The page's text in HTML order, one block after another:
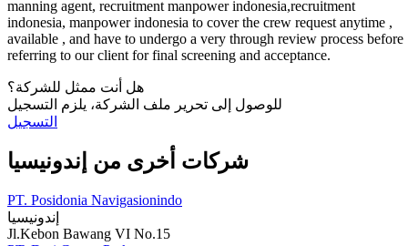
manning agent, recruitment manpower indonesia,recruitment
indonesia, manpower indonesia to cover the crew request anytime ,
available , and have to undergo a very through review process before
referring to our client for final screening and acceptance.
هل أنت ممثل للشركة؟
للوصول إلى تحرير ملف الشركة، يلزم التسجيل
التسجيل
شركات أخرى من إندونيسيا
PT. Posidonia Navigasionindo
إندونيسيا
Jl.Kebon Bawang VI No.15